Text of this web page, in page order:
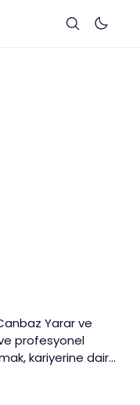
Yarar ve
profesyonel
kariyerine dair